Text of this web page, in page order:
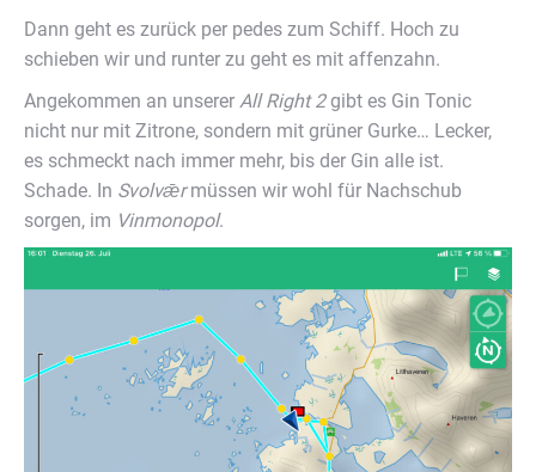
Dann geht es zurück per pedes zum Schiff. Hoch zu
schieben wir und runter zu geht es mit affenzahn.
Angekommen an unserer All Right 2gibt es Gin Tonic
nicht nur mit Zitrone, sondern mit grüner Gurke… Lecker,
es schmeckt nach immer mehr, bis der Gin alle ist.
Schade. In Svolvǣrmüssen wir wohl für Nachschub
sorgen, im Vinmonopol.